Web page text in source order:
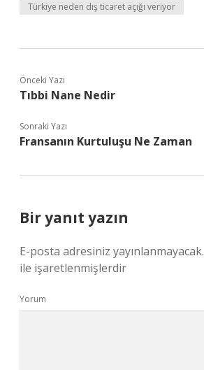
Türkiye neden dış ticaret açığı veriyor
Önceki Yazı
Tıbbi Nane Nedir
Sonraki Yazı
Fransanın Kurtuluşu Ne Zaman
Bir yanıt yazın
E-posta adresiniz yayınlanmayacak.
ile işaretlenmişlerdir
Yorum